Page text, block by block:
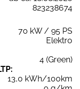
823238674
70 kW / 95 PS
Elektro
4 (Green)
13,0 kWh/100km